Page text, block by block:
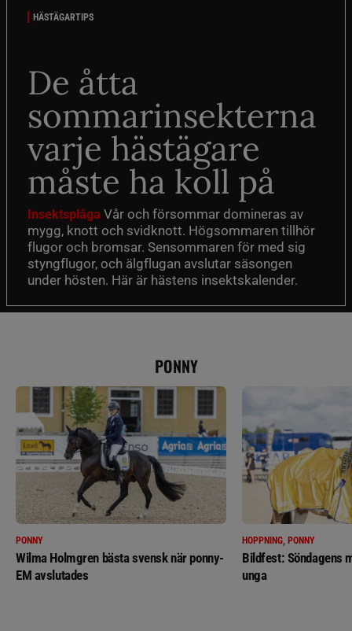
HÄSTÄGARTIPS
De åtta
sommarinsekterna
varje hästägare
måste ha koll på
Insektsplåga Vår och försommar domineras av
mygg, knott och svidknott. Högsommaren tillhör
flugor och bromsar. Sensommaren för med sig
styngflugor, och älgflugan avslutar säsongen
under hösten. Här är hästens insektskalender.
PONNY
PONNY
Wilma Holmgren bästa svensk när ponny-
EM avslutades
HOPPNING, PONNY
Bildfest: Söndagens
unga